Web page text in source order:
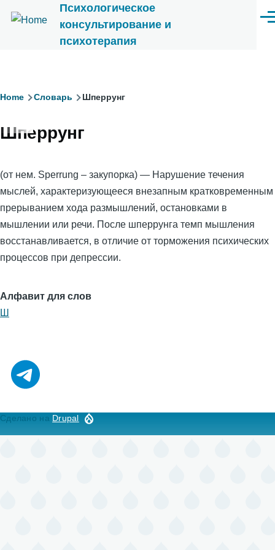
Перейти к основному содержанию
Психологическое
консультирование и
психотерапия
Строка
Home Словарь Шперрунг
Шперрунг
(от нем. Sperrung – закупорка) — Нарушение течения
мыслей, характеризующееся внезапным кратковременным
прерыванием хода размышлений, остановками в
мышлении или речи. После шперрунга темп мышления
восстанавливается, в отличие от торможения психических
процессов при депрессии.
Алфавит для слов
Ш
Сделано на Drupal